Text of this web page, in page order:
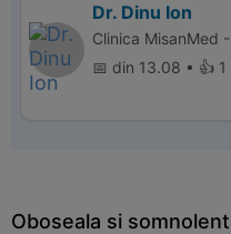
Dr. Dinu Ion
Clinica MisanMed
📅 din 13.08 • 👍 1
Oboseala si